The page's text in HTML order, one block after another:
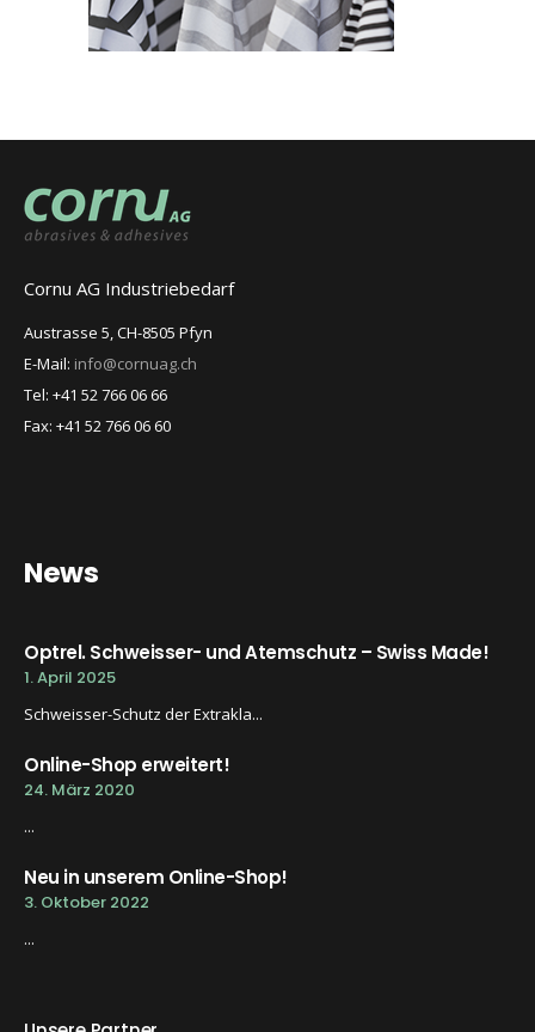
Cornu AG Industriebedarf
Austrasse 5, CH-8505 Pfyn
E-Mail: info@cornuag.ch
Tel: +41 52 766 06 66
Fax: +41 52 766 06 60
News
Optrel. Schweisser- und Atemschutz – Swiss Made!
1. April 2025
Schweisser-Schutz der Extrakla...
Online-Shop erweitert!
24. März 2020
...
Neu in unserem Online-Shop!
3. Oktober 2022
...